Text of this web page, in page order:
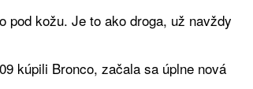
pod kožu. Je to ako droga, už navždy
kúpili Bronco, začala sa úplne nová